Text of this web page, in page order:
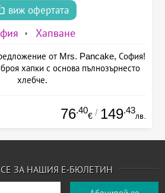
виж офертата
Хапване
от Mrs. Pancake, София!
хапки с основа пълнозърнесто
хлебче.
76.40
€ / 149.43
лв.
ЗА НАШИЯ Е-БЮЛЕТИН